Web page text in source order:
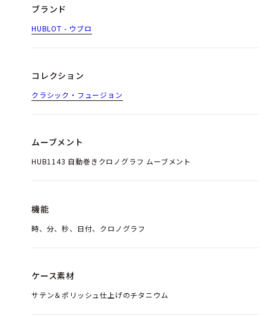
ブランド
HUBLOT - ウブロ
コレクション
クラシック・フュージョン
ムーブメント
HUB1143 自動巻きクロノグラフ ムーブメント
機能
時、分、秒、日付、クロノグラフ
ケース素材
サテン＆ポリッシュ仕上げのチタニウム